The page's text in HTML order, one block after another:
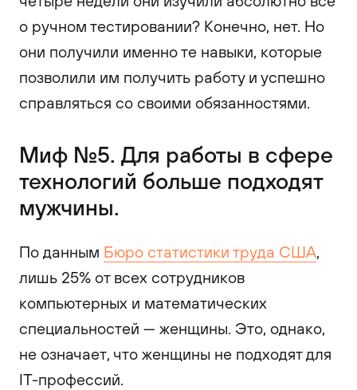
о ручном тестировании? Конечно, нет. Но
они получили именно те навыки, которые
позволили им получить работу и успешно
справляться со своими обязанностями.
Миф №5. Для работы в сфере
технологий больше подходят
мужчины.
По данным Бюро статистики труда США,
лишь 25% от всех сотрудников
компьютерных и математических
специальностей — женщины. Это, однако,
не означает, что женщины не подходят для
IT-профессий.